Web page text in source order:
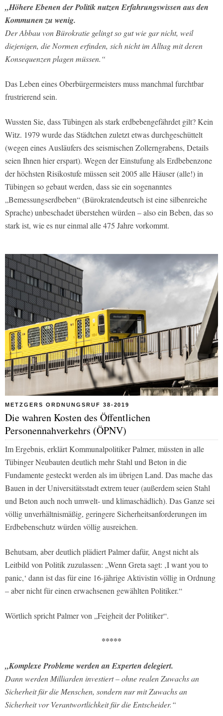
„Höhere Ebenen der Politik nutzen Erfahrungswissen aus den
Kommunen zu wenig.
Der Abbau von Bürokratie gelingt so gut wie gar nicht, weil
diejenigen, die Normen erfinden, sich nicht im Alltag mit deren
Konsequenzen plagen müssen.“
Das Leben eines Oberbürgermeisters muss manchmal furchtbar
frustrierend sein.
Wussten Sie, dass Tübingen als stark erdbebengefährdet gilt? Kein
Witz. 1979 wurde das Städtchen zuletzt etwas durchgeschüttelt
(wegen eines Ausläufers des seismischen Zollerngrabens, Details
seien Ihnen hier erspart). Wegen der Einstufung als Erdbebenzone
der höchsten Risikostufe müssen seit 2005 alle Häuser (alle!) in
Tübingen so gebaut werden, dass sie ein sogenanntes
„Bemessungserdbeben“ (Bürokratendeutsch ist eine silbenreiche
Sprache) unbeschadet überstehen würden – also ein Beben, das so
stark ist, wie es nur einmal alle 475 Jahre vorkommt.
METZGERS ORDNUNGSRUF 38-2019
Die wahren Kosten des Öffentlichen
Personennahverkehrs (ÖPNV)
Im Ergebnis, erklärt Kommunalpolitiker Palmer, müssten in alle
Tübinger Neubauten deutlich mehr Stahl und Beton in die
Fundamente gesteckt werden als im übrigen Land. Das mache das
Bauen in der Universitätsstadt extrem teuer (außerdem seien Stahl
und Beton auch noch umwelt- und klimaschädlich). Das Ganze sei
völlig unverhältnismäßig, geringere Sicherheitsanforderungen im
Erdbebenschutz würden völlig ausreichen.
Behutsam, aber deutlich plädiert Palmer dafür, Angst nicht als
Leitbild von Politik zuzulassen: „Wenn Greta sagt: ‚I want you to
panic,‘ dann ist das für eine 16-jährige Aktivistin völlig in Ordnung
– aber nicht für einen erwachsenen gewählten Politiker.“
Wörtlich spricht Palmer von „Feigheit der Politiker“.
*****
„Komplexe Probleme werden an Experten delegiert.
Dann werden Milliarden investiert – ohne realen Zuwachs an
Sicherheit für die Menschen, sondern nur mit Zuwachs an
Sicherheit vor Verantwortlichkeit für die Entscheider.“